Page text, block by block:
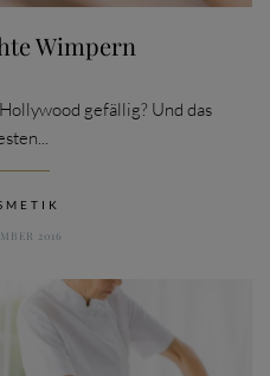
Wimpern
gefällig? Und das
2016